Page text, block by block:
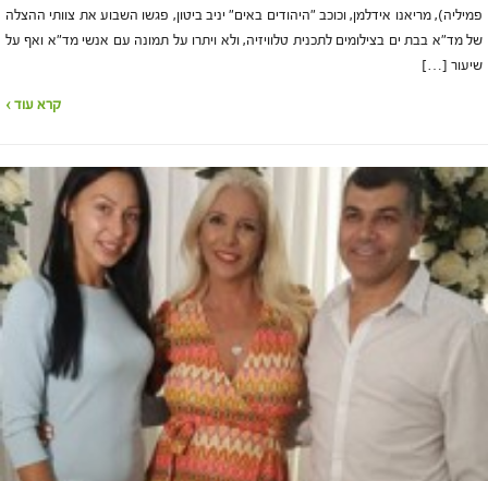
פמיליה), מריאנו אידלמן, וכוכב "היהודים באים" יניב ביטון, פגשו השבוע את צוותי ההצלה
של מד"א בבת ים בצילומים לתכנית טלוויזיה, ולא ויתרו על תמונה עם אנשי מד"א ואף על
שיעור […]
קרא עוד ›